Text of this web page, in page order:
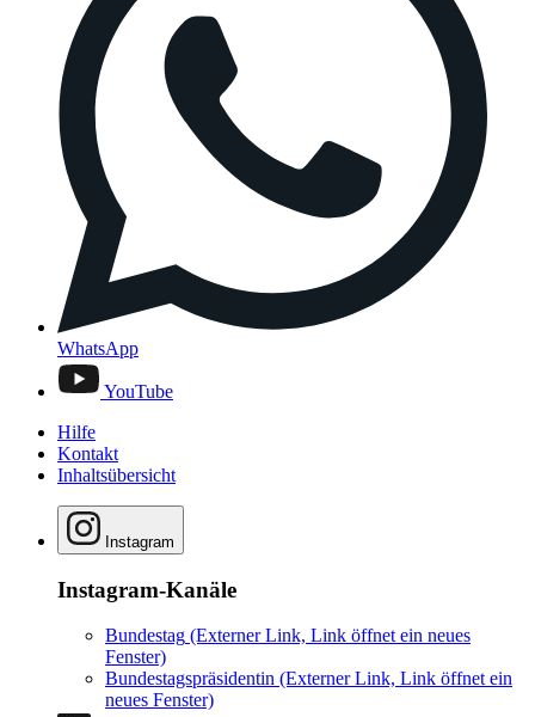
WhatsApp
YouTube
Hilfe
Kontakt
Inhaltsübersicht
Instagram
Instagram-Kanäle
Bundestag (Externer Link, Link öffnet ein neues
Fenster)
Bundestagspräsidentin (Externer Link, Link öffnet ein
neues Fenster)